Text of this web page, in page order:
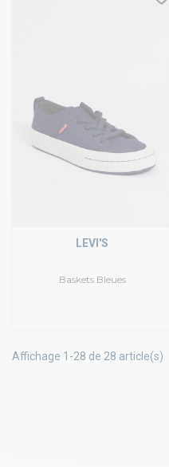
Baskets Bleues
LEVI'S
Affichage 1-28 de 28 article(s)